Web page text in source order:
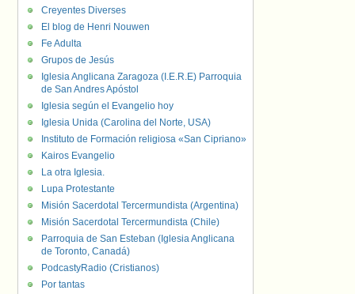
Creyentes Diverses
El blog de Henri Nouwen
Fe Adulta
Grupos de Jesús
Iglesia Anglicana Zaragoza (I.E.R.E) Parroquia
de San Andres Apóstol
Iglesia según el Evangelio hoy
Iglesia Unida (Carolina del Norte, USA)
Instituto de Formación religiosa «San Cipriano»
Kairos Evangelio
La otra Iglesia.
Lupa Protestante
Misión Sacerdotal Tercermundista (Argentina)
Misión Sacerdotal Tercermundista (Chile)
Parroquia de San Esteban (Iglesia Anglicana
de Toronto, Canadá)
PodcastyRadio (Cristianos)
Por tantas